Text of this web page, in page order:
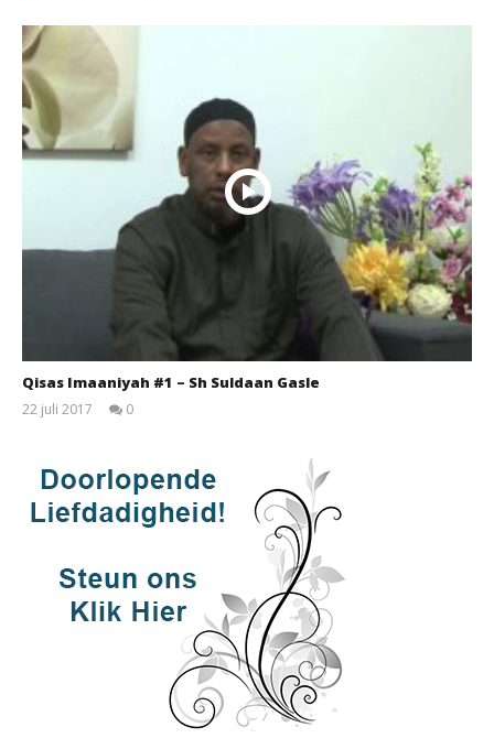
juli
qubamedia
juli
Qisas Imaaniyah #1 – Sh Suldaan Gasle
22 juli 2017
0